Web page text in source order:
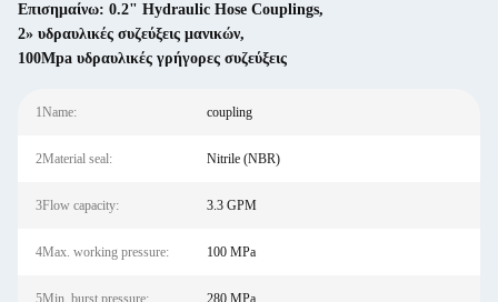
Επισημαίνω: 0.2" Hydraulic Hose Couplings,
2» υδραυλικές συζεύξεις μανικών,
100Mpa υδραυλικές γρήγορες συζεύξεις
1Name: coupling
2Material seal: Nitrile (NBR)
3Flow capacity: 3.3 GPM
4Max. working pressure: 100 MPa
5Min. burst pressure: 280 MPa